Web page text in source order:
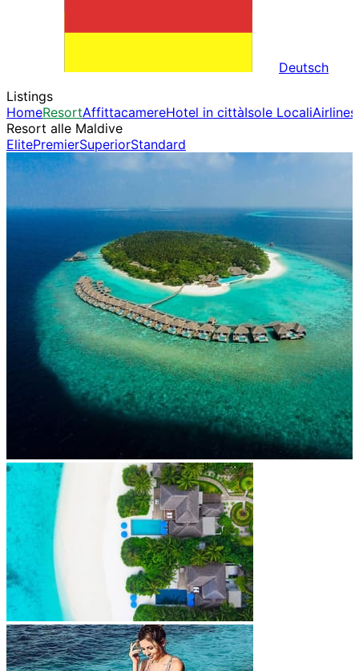
Deutsch
Listings
HomeResortAffittacamereHotel in cittàIsole LocaliAirlines
Resort alle Maldive
ElitePremierSuperiorStandard